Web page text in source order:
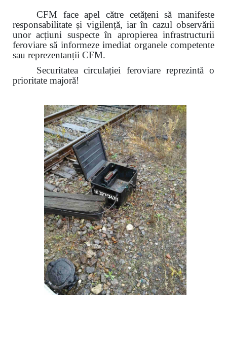
CFM face apel către cetățeni să manifeste
responsabilitate și vigilență, iar în cazul observării
unor acțiuni suspecte în apropierea infrastructurii
feroviare să informeze imediat organele competente
sau reprezentanții CFM.
Securitatea circulației feroviare reprezintă o
prioritate majoră!